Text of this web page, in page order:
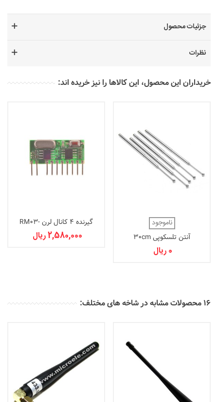
جزئیات محصول
نظرات
خریداران این محصول، این کالاها را نیز خریده اند:
ناموجود
آنتن تلسکوپی 30cm
0 ریال
گیرنده 4 کانال لرن RM03-
433Mhz
2,580,000 ریال
16 محصولات مشابه در شاخه های مختلف: